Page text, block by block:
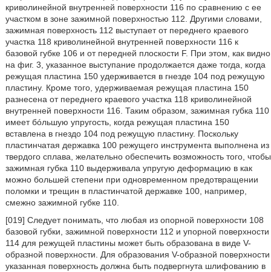
криволинейной внутренней поверхности 116 по сравнению с ее
участком в зоне зажимной поверхностью 112. Другими словами,
зажимная поверхность 112 выступает от переднего краевого
участка 118 криволинейной внутренней поверхности 116 к
базовой губке 106 и от передней плоскости F. При этом, как видно
на фиг. 3, указанное выступание продолжается даже тогда, когда
режущая пластина 150 удерживается в гнезде 104 под режущую
пластину. Кроме того, удерживаемая режущая пластина 150
разнесена от переднего краевого участка 118 криволинейной
внутренней поверхности 116. Таким образом, зажимная губка 110
имеет бóльшую упругость, когда режущая пластина 150
вставлена в гнездо 104 под режущую пластину. Поскольку
пластинчатая державка 100 режущего инструмента выполнена из
твердого сплава, желательно обеспечить возможность того, чтобы
зажимная губка 110 выдерживала упругую деформацию в как
можно большей степени при одновременном предотвращении
поломки и трещин в пластинчатой державке 100, например,
смежно зажимной губке 110.
[019] Следует понимать, что любая из опорной поверхности 108
базовой губки, зажимной поверхности 112 и упорной поверхности
114 для режущей пластины может быть образована в виде V-
образной поверхности. Для образования V-образной поверхности
указанная поверхность должна быть подвергнута шлифованию в